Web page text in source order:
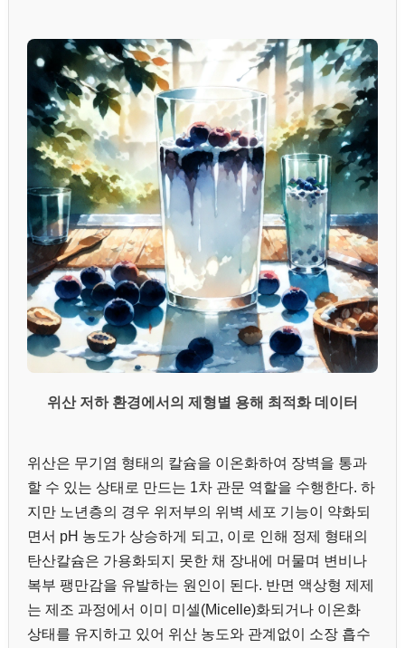
위산 저하 환경에서의 제형별 용해 최적화 데이터
위산은 무기염 형태의 칼슘을 이온화하여 장벽을 통과
할 수 있는 상태로 만드는 1차 관문 역할을 수행한다. 하
지만 노년층의 경우 위저부의 위벽 세포 기능이 약화되
면서 pH 농도가 상승하게 되고, 이로 인해 정제 형태의
탄산칼슘은 가용화되지 못한 채 장내에 머물며 변비나
복부 팽만감을 유발하는 원인이 된다. 반면 액상형 제제
는 제조 과정에서 이미 미셀(Micelle)화되거나 이온화
상태를 유지하고 있어 위산 농도와 관계없이 소장 흡수